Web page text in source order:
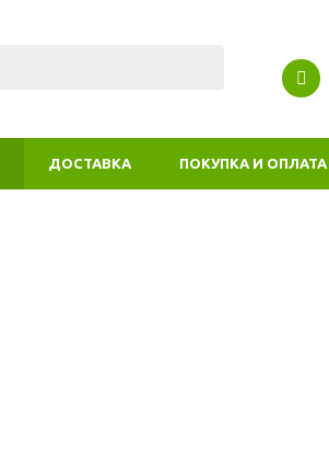
ДОСТАВКА ПОКУПКА И ОПЛАТА